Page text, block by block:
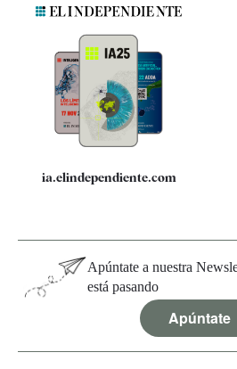
Quiénes somos
Especificaciones
ia.elindependiente.com
Apúntate a nuestra
está pasando
Apúntate